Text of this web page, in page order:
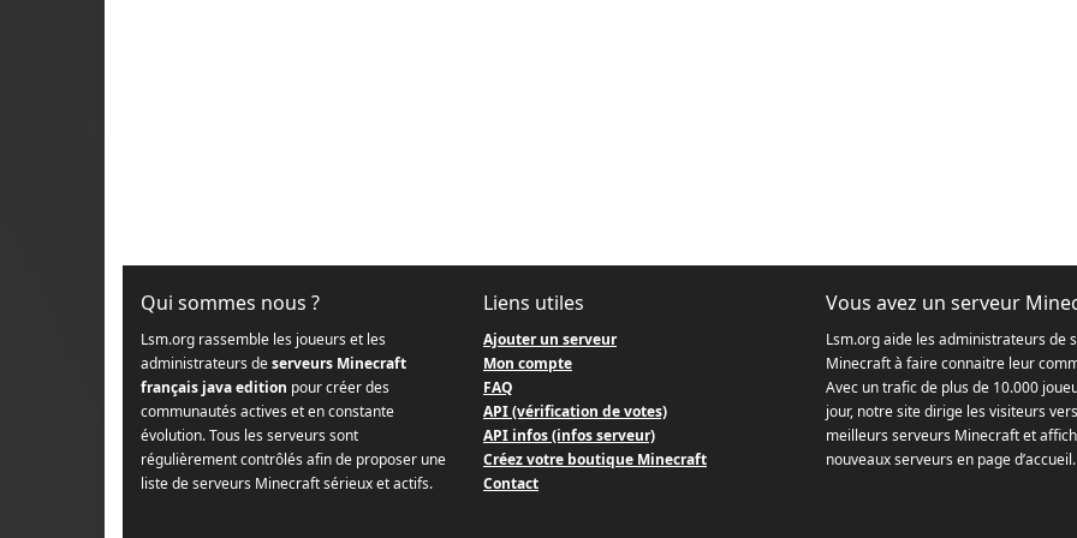
Qui sommes nous ?
Lsm.org rassemble les joueurs et les
administrateurs deserveurs Minecraft
français java edition pour créer des
communautés actives et en constante
évolution. Tous les serveurs sont
régulièrement contrôlés afin de proposer une
liste de serveurs Minecraft sérieux et actifs.
Liens utiles
Ajouter un serveur
Mon compte
FAQ
API (vérification de votes)
API infos (infos serveur)
Créez votre boutique Minecraft
Contact
Vous avez un serveur
Lsm.org aide les administrateurs de
Minecraft à faire connaitre leur
Avec un trafic de plus de 10.000
jour, notre site dirige les visiteurs
meilleurs serveurs Minecraft et
nouveaux serveurs en page d’accueil.